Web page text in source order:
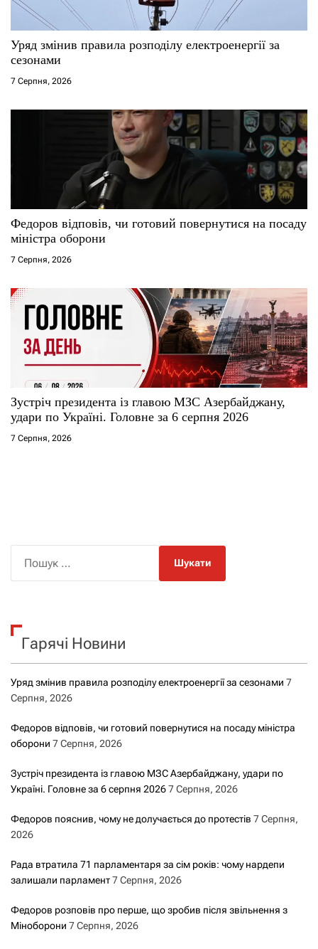
Уряд змінив правила розподілу електроенергії за
сезонами
7 Серпня, 2026
Федоров відповів, чи готовий повернутися на посаду
міністра оборони
7 Серпня, 2026
Зустріч президента із главою МЗС Азербайджану,
удари по Україні. Головне за 6 серпня 2026
7 Серпня, 2026
к
Гарячі Новини
Уряд змінив правила розподілу електроенергії за сезонами 7
Серпня, 2026
Федоров відповів, чи готовий повернутися на посаду міністра
оборони 7 Серпня, 2026
Зустріч президента із главою МЗС Азербайджану, удари по
Україні. Головне за 6 серпня 20267 Серпня, 2026
Федоров пояснив, чому не долучається до протестів 7 Серпня,
2026
Рада втратила 71 парламентаря за сім років: чому нардепи
залишали парламент7 Серпня, 2026
Федоров розповів про перше, що зробив після звільнення з
Міноборони 7 Серпня, 2026